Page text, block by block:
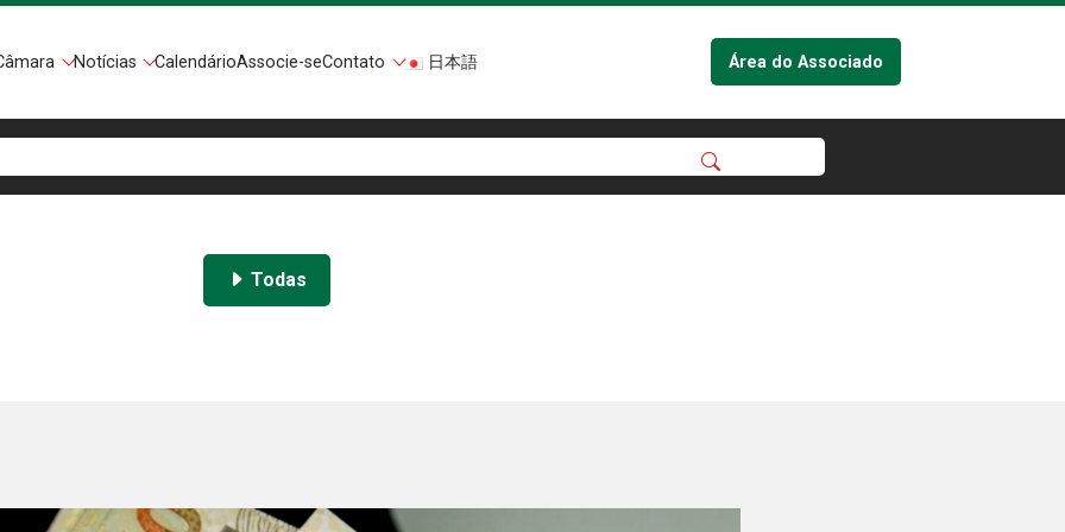
Notícias CalendárioAssocie-seContato 日本語 Área do Associado
Todas